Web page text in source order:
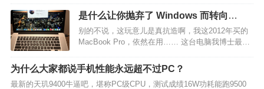
格差距不大（如0-200元），确实有点难选。 不过从
实际体验出发，大存储的手机显然更应该优先选择
才是。首先，…
是什么让你抛弃了 Windows 而转向
Mac？
别的不说，这玩意儿是真抗造啊，我这2012年买的
MacBook Pro，依然在用…… 这台电脑我博士最后
写论文，工作之后就变成生活和娱乐了，因为我一
直用架子和外接键盘（颈椎不好）所以电脑看…
为什么大家都说手机性能永远超不过PC？
最新的天玑9400牛逼吧，堪称PC级CPU，测试成绩16W功耗能跑9500